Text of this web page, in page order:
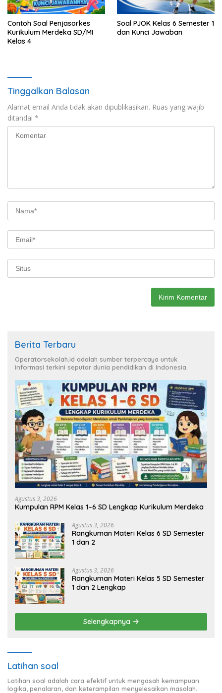
Contoh Soal Penjasorkes
Kurikulum Merdeka SD/MI
Kelas 4
Soal PJOK Kelas 6 Semester 1
dan Kunci Jawaban
Tinggalkan Balasan
Alamat email Anda tidak akan dipublikasikan. Ruas yang wajib
ditandai *
Berita Terbaru
Operatorsekolah.id adalah sumber terpercaya untuk
informasi terkini seputar dunia pendidikan di Indonesia.
Agustus 3, 2026
Kumpulan RPM Kelas 1–6 SD Lengkap Kurikulum Merdeka
Agustus 3, 2026
Rangkuman Materi Kelas 6 SD Semester
1 dan 2
Agustus 3, 2026
Rangkuman Materi Kelas 5 SD Semester
1 dan 2 Lengkap
Selengkapnya
Latihan soal
Latihan soal adalah cara efektif untuk mengasah kemampuan
logika, penalaran, dan keterampilan menyelesaikan masalah.